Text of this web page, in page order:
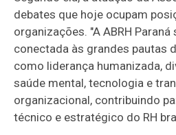
debates que hoje ocupam
organizações. "A ABRH
conectada às grandes pautas
como liderança humanizada,
saúde mental, tecnologia e
organizacional, contribuindo
técnico e estratégico do RH